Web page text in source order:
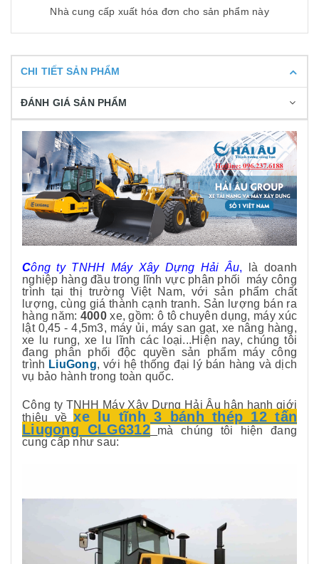
Nhà cung cấp xuất hóa đơn cho sản phẩm này
CHI TIẾT SẢN PHẨM
ĐÁNH GIÁ SẢN PHẨM
Công ty TNHH Máy Xây Dựng Hải Âu, là doanh
nghiệp hàng đầu trong lĩnh vực phân phối máy công
trình tại thị trường Việt Nam, với sản phẩm chất
lượng, cùng giá thành cạnh tranh. Sản lượng bán ra
hàng năm: 4000xe, gồm: ô tô chuyên dụng, máy xúc
lật 0,45 - 4,5m3, máy ủi, máy san gạt, xe nâng hàng,
xe lu rung, xe lu lĩnh các loại...Hiện nay, chúng tôi
đang phân phối độc quyền sản phẩm máy công
trình LiuGong, với hệ thống đại lý bán hàng và dịch
vụ bảo hành trong toàn quốc.
Công ty TNHH Máy Xây Dựng Hải Âu hân hạnh giới
thiệu vềxe lu tĩnh 3 bánh thép 12 tấn
Liugong CLG6312
mà chúng tôi hiện đang
cung cấp như sau: